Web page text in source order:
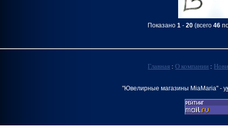
Показано 1 - 20 (всего 46
Главная :О компании :
"Ювелирные магазины MiaMaria" -